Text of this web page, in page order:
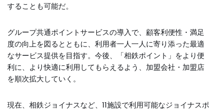
することも可能だ。
グループ共通ポイントサービスの導入で、顧客利便性・満足
度の向上を図るとともに、利用者一人一人に寄り添った最適
なサービス提供を目指す。今後、「相鉄ポイント」をより便
利に、より快適に利用してもらえるよう、加盟会社・加盟店
を順次拡大していく。
現在、相鉄ジョイナスなど、11施設で利用可能なジョイナスポ